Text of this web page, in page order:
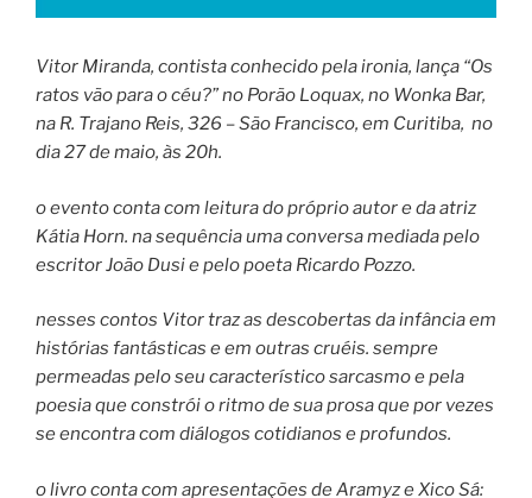
Vitor Miranda, contista conhecido pela ironia, lança “Os
ratos vão para o céu?” no Porão Loquax, no Wonka Bar,
na R. Trajano Reis, 326 – São Francisco, em Curitiba, no
dia 27 de maio, às 20h.
o evento conta com leitura do próprio autor e da atriz
Kátia Horn. na sequência uma conversa mediada pelo
escritor João Dusi e pelo poeta Ricardo Pozzo.
nesses contos Vitor traz as descobertas da infância em
histórias fantásticas e em outras cruéis. sempre
permeadas pelo seu característico sarcasmo e pela
poesia que constrói o ritmo de sua prosa que por vezes
se encontra com diálogos cotidianos e profundos.
o livro conta com apresentações de Aramyz e Xico Sá: